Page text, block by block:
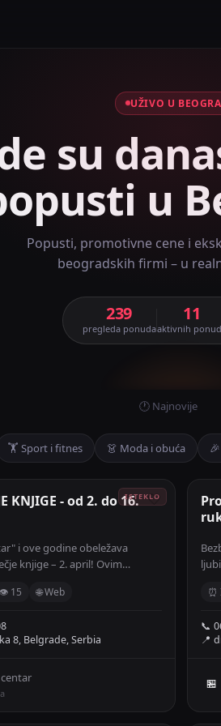
UŽIVO U
su
u
Popusti, promotivne cene i
beogradskih firmi – u
239
pregleda ponuda
11
aktivnih
🕐 Najnovije
🏋️ Sport i fitnes 👗 Moda i obuća
KNJIGE - od 2. do 16. 🤍
i ove godine obeležava
knjige – 2. april! Ovim
do 16. aprila naša izdanja moći
TC "Eurocentar" - Novi
- Niš, Sinđelićev trg 19
👁 15 🌐 Web
8, Belgrade, Serbia
⏰
📞
📍
🏪